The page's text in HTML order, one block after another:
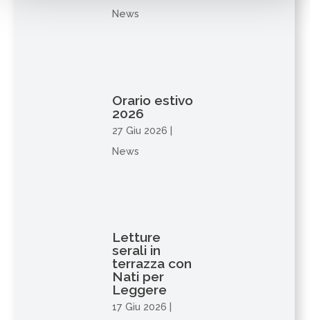
News
Orario estivo
2026
27 Giu 2026 |
News
Letture
serali in
terrazza con
Nati per
Leggere
17 Giu 2026 |